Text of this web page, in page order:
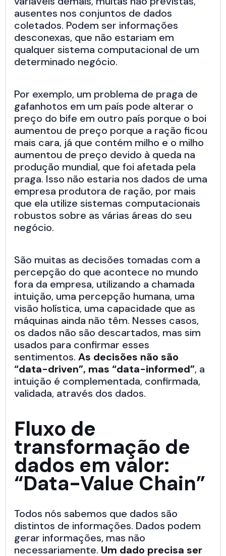
ausentes nos conjuntos de dados
coletados. Podem ser informações
desconexas, que não estariam em
qualquer sistema computacional de um
determinado negócio.
Por exemplo, um problema de praga de
gafanhotos em um país pode alterar o
preço do bife em outro país porque o boi
aumentou de preço porque a ração ficou
mais cara, já que contém milho e o milho
aumentou de preço devido à queda na
produção mundial, que foi afetada pela
praga. Isso não estaria nos dados de uma
empresa produtora de ração, por mais
que ela utilize sistemas computacionais
robustos sobre as várias áreas do seu
negócio.
São muitas as decisões tomadas com a
percepção do que acontece no mundo
fora da empresa, utilizando a chamada
intuição, uma percepção humana, uma
visão holística, uma capacidade que as
máquinas ainda não têm. Nesses casos,
os dados não são descartados, mas sim
usados para confirmar esses
sentimentos.As decisões não são
“data-driven”, mas “data-informed”, a
intuição é complementada, confirmada,
validada, através dos dados.
Fluxo de
transformação de
dados em valor:
“Data-Value Chain”
Todos nós sabemos que dados são
distintos de informações. Dados podem
gerar informações, mas não
necessariamente. Um dado precisa ser